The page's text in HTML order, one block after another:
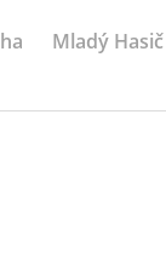
Mladý Hasič